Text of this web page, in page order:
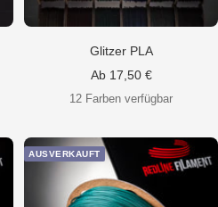
Glitzer PLA
Angebotspreis
Ab 17,50 €
12 Farben verfügbar
AUSVERKAUFT